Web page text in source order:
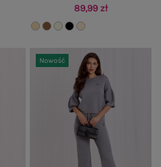
89,99 zł
Nowość